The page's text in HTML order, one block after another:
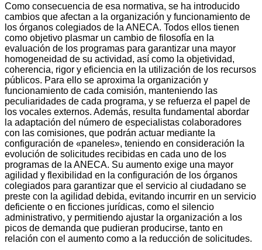
Como consecuencia de esa normativa, se ha introducido
cambios que afectan a la organización y funcionamiento de
los órganos colegiados de la ANECA. Todos ellos tienen
como objetivo plasmar un cambio de filosofía en la
evaluación de los programas para garantizar una mayor
homogeneidad de su actividad, así como la objetividad,
coherencia, rigor y eficiencia en la utilización de los recursos
públicos. Para ello se aproxima la organización y
funcionamiento de cada comisión, manteniendo las
peculiaridades de cada programa, y se refuerza el papel de
los vocales externos. Además, resulta fundamental abordar
la adaptación del número de especialistas colaboradores
con las comisiones, que podrán actuar mediante la
configuración de «paneles», teniendo en consideración la
evolución de solicitudes recibidas en cada uno de los
programas de la ANECA. Su aumento exige una mayor
agilidad y flexibilidad en la configuración de los órganos
colegiados para garantizar que el servicio al ciudadano se
preste con la agilidad debida, evitando incurrir en un servicio
deficiente o en ficciones jurídicas, como el silencio
administrativo, y permitiendo ajustar la organización a los
picos de demanda que pudieran producirse, tanto en
relación con el aumento como a la reducción de solicitudes.